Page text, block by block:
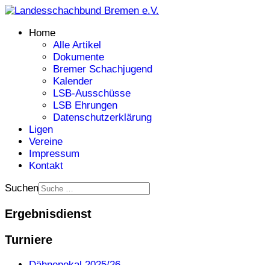
Home
Alle Artikel
Dokumente
Bremer Schachjugend
Kalender
LSB-Ausschüsse
LSB Ehrungen
Datenschutzerklärung
Ligen
Vereine
Impressum
Kontakt
Suchen
Ergebnisdienst
Turniere